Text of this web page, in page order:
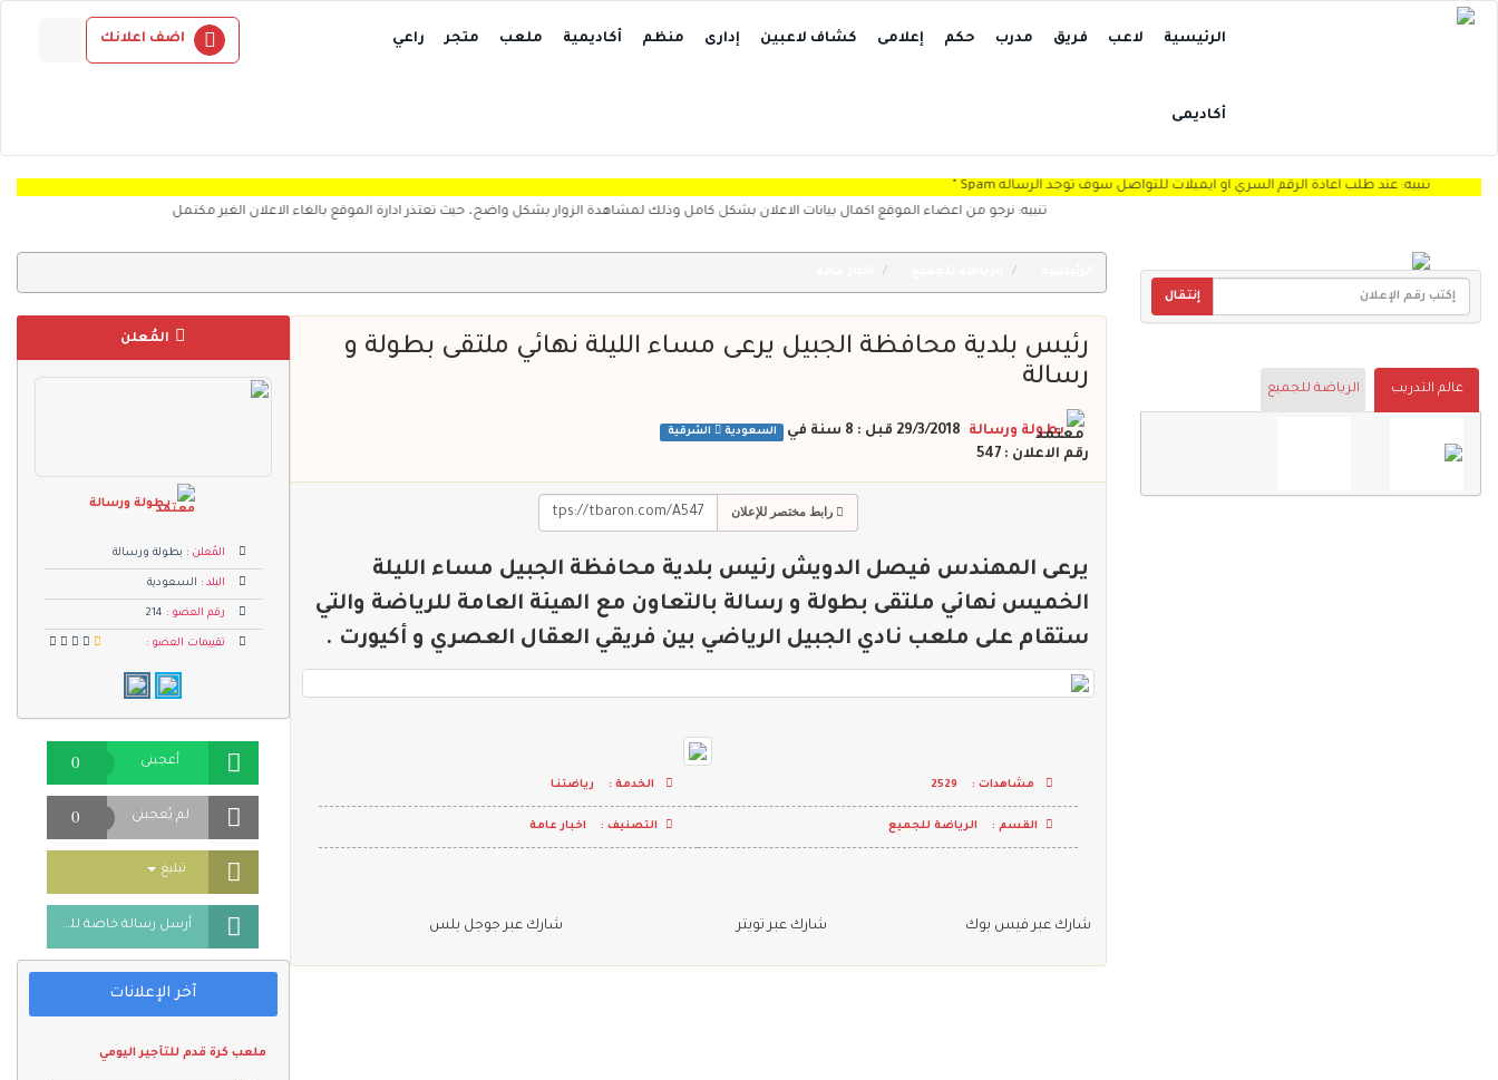
الرئيسية لاعب فريق مدرب حكم إعلامى كشاف لاعبين إدارى منظم أكاديمية ملعب متجر راعي
أكاديمى
اضف اعلانك
تنبيه: عند طلب اعادة الرقم السري او ايميلات للتواصل سوف توجد الرساله Spam "
تنبيه: نرجو من اعضاء الموقع اكمال بيانات الاعلان بشكل كامل وذلك لمشاهدة الزوار بشكل واضح، حيث تعتذر ادارة الموقع بالغاء الاعلان الغير مكتمل
إنتقال
عالم التدريب الرياضة للجميع
رئيس بلدية محافظة الجبيل يرعى مساء الليلة نهائي ملتقى ⁧‫بطولة و
رسالة
بطولة ورسالة 29/3/2018 قبل : 8 سنة في السعودية الشرقية
رقم الاعلان : 547
رابط مختصر للإعلان
يرعى المهندس فيصل الدويش رئيس بلدية محافظة الجبيل مساء الليلة
الخميس نهائي ملتقى ⁧‫بطولة و رسالة‬⁩ بالتعاون مع ⁧‫الهيئة العامة للرياضة والتي
ستقام على ملعب نادي الجبيل الرياضي بين فريقي العقال العصري و أكيورت .
مشاهدات : 2529 الخدمة : رياضتنـا
القسم : الرياضة للجميع التصنيف : اخبار عامة
شارك عبر فيس بوك شارك عبر تويتر شارك عبر جوجل بلس
المُعلن
بطولة ورسالة
المُعلن : بطولة ورسالة
البلد : السعودية
رقم العضو :214
تقييمات العضو :
أعجبنى 0
لم يُعجبنى 0
تبليغ Toggle Dropdown
أرسل رسالة خاصة للمُعلن
آخر الإعلانات
ملعب كرة قدم للتأجير اليومي